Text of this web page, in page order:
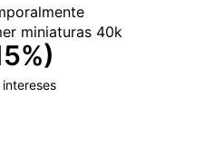
miniaturas 40k